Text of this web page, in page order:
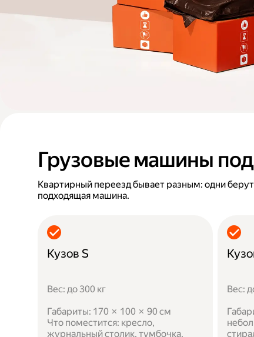
Грузовые машины
Квартирный переезд бывает разным: одни
подходящая машина.
Кузов S
Вес: до 300 кг
Габариты: 170 × 100 × 90 см
Что поместится: кресло,
журнальный столик, тумбочка,
Вес: